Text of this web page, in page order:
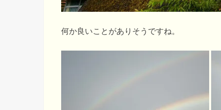
何か良いことがありそうですね。